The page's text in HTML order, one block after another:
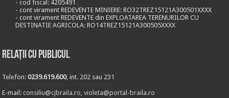
- cod fiscal: 4205491
- cont virament REDEVENTE MINIERE: RO32TREZ15121A300501XXXX
- cont virament REDEVENTE din EXPLOATAREA TERENURILOR CU
DESTINATIE AGRICOLA: RO14TREZ15121A300505XXXX
Relații cu publicul
Telefon:0239.619.600, int. 202 sau 231
E-mail:consiliu@cjbraila.ro ,violeta@portal-braila.ro